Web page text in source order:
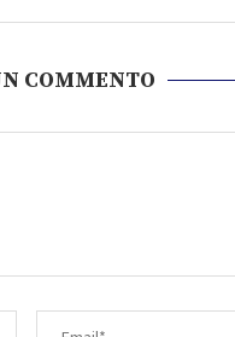
COMMENTO